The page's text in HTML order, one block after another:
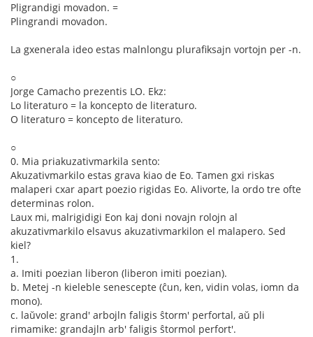
Pligrandigi movadon. =
Plingrandi movadon.
La gxenerala ideo estas malnlongu plurafiksajn vortojn per -n.
○
Jorge Camacho prezentis LO. Ekz:
Lo literaturo = la koncepto de literaturo.
O literaturo = koncepto de literaturo.
○
0. Mia priakuzativmarkila sento:
Akuzativmarkilo estas grava kiao de Eo. Tamen gxi riskas
malaperi cxar apart poezio rigidas Eo. Alivorte, la ordo tre ofte
determinas rolon.
Laux mi, malrigidigi Eon kaj doni novajn rolojn al
akuzativmarkilo elsavus akuzativmarkilon el malapero. Sed
kiel?
1.
a. Imiti poezian liberon (liberon imiti poezian).
b. Metej -n kieleble senescepte (ĉun, ken, vidin volas, iomn da
mono).
c. laŭvole: grand' arbojln faligis ŝtorm' perfortal, aŭ pli
rimamike: grandajln arb' faligis ŝtormol perfort'.